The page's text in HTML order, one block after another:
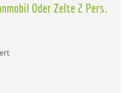
Oder Zelte 2 Pers.